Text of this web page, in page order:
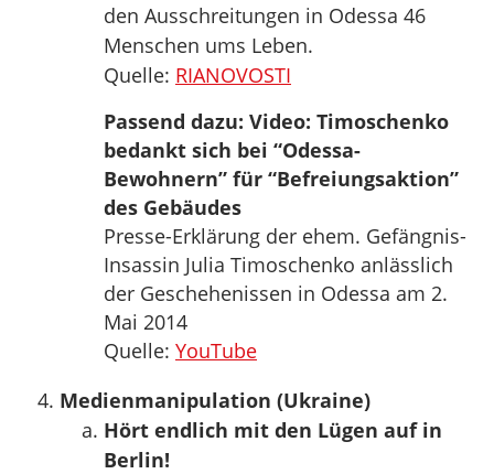
den Ausschreitungen in Odessa 46
Menschen ums Leben.
Quelle: RIANOVOSTI
Passend dazu: Video: Timoschenko
bedankt sich bei “Odessa-
Bewohnern” für “Befreiungsaktion”
des Gebäudes
Presse-Erklärung der ehem. Gefängnis-
Insassin Julia Timoschenko anlässlich
der Geschehenissen in Odessa am 2.
Mai 2014
Quelle: YouTube
Medienmanipulation (Ukraine)
Hört endlich mit den Lügen auf in
Berlin!